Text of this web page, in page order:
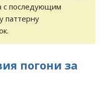
с последующим
паттерну
погони за